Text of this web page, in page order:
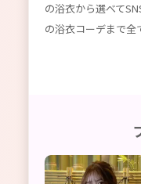
の浴衣から選べて
の浴衣コーデまで全